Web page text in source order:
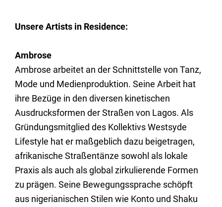
Unsere Artists in Residence:
Ambrose
Ambrose arbeitet an der Schnittstelle von Tanz,
Mode und Medienproduktion. Seine Arbeit hat
ihre Bezüge in den diversen kinetischen
Ausdrucksformen der Straßen von Lagos. Als
Gründungsmitglied des Kollektivs Westsyde
Lifestyle hat er maßgeblich dazu beigetragen,
afrikanische Straßentänze sowohl als lokale
Praxis als auch als global zirkulierende Formen
zu prägen. Seine Bewegungssprache schöpft
aus nigerianischen Stilen wie Konto und Shaku